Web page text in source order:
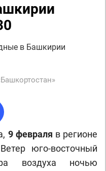
в Башкирии
9 февраля в регионе
юго-восточный
воздуха ночью